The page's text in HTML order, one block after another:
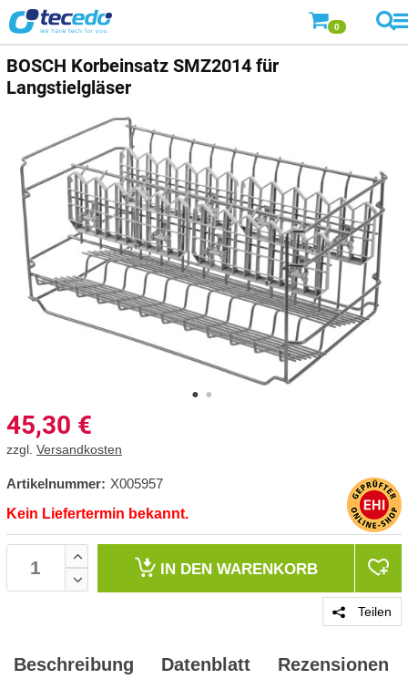
0
BOSCH Korbeinsatz SMZ2014 für
Langstielgläser
45,30 €
zzgl. Versandkosten
Artikelnummer: X005957
Kein Liefertermin bekannt.
IN DEN WARENKORB
Teilen
Beschreibung Datenblatt Rezensionen